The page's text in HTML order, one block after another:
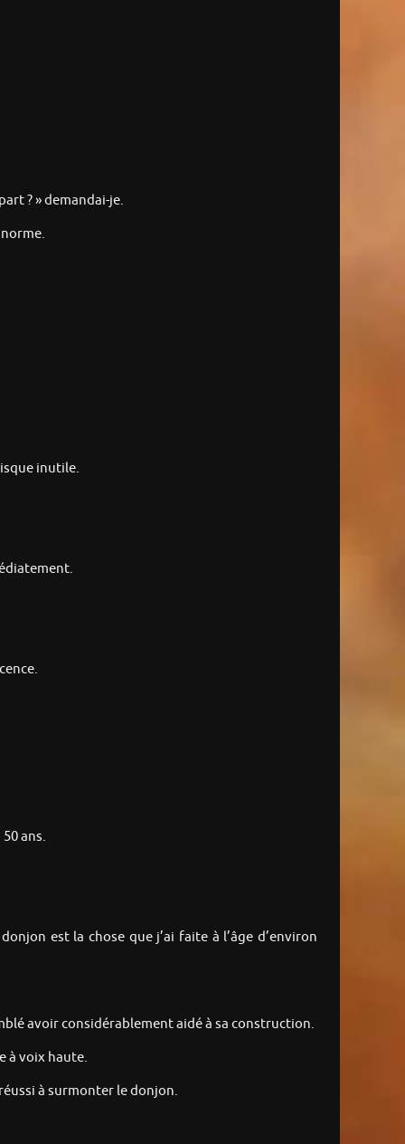
? » demandai-je.
inutile.
ans.
est la chose que j’ai faite à l’âge d’environ
avoir considérablement aidé à sa construction.
à voix haute.
à surmonter le donjon.